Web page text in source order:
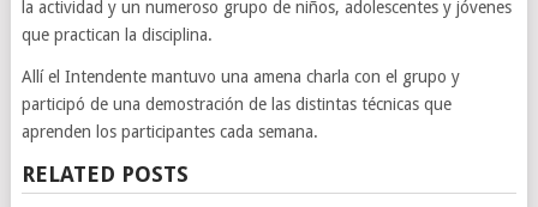
la actividad y un numeroso grupo de niños, adolescentes y jóvenes
que practican la disciplina.
Allí el Intendente mantuvo una amena charla con el grupo y
participó de una demostración de las distintas técnicas que
aprenden los participantes cada semana.
RELATED POSTS